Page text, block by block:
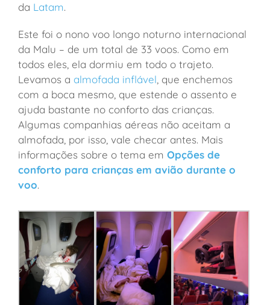
da Latam.
Este foi o nono voo longo noturno internacional
da Malu – de um total de 33 voos. Como em
todos eles, ela dormiu em todo o trajeto.
Levamos a almofada inflável, que enchemos
com a boca mesmo, que estende o assento e
ajuda bastante no conforto das crianças.
Algumas companhias aéreas não aceitam a
almofada, por isso, vale checar antes. Mais
informações sobre o tema em Opções de
conforto para crianças em avião durante o
voo.